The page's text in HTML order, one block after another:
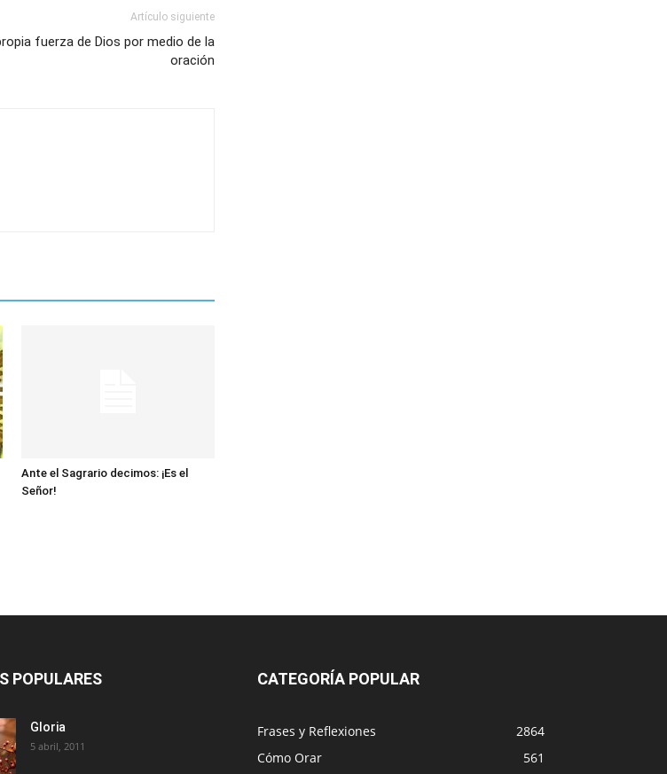
Artículo siguiente
fuerza de Dios por medio de la
oración
Ante el Sagrario decimos: ¡Es el
Señor!
POPULARES
Gloria
5 abril, 2011
CATEGORÍA POPULAR
Frases y Reflexiones
2864
Cómo Orar
561